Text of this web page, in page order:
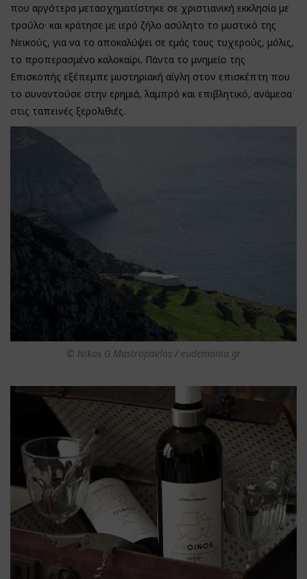
που αργότερα μετασχηματίστηκε σε χριστιανική εκκλησία με
τρούλο· και κράτησε με ιερό ζήλο ασύλητο το μυστικό της
Νεικούς, για να το αποκαλύψει σε εμάς τους τυχερούς, μόλις,
το προπερασμένο καλοκαίρι. Πάντα το μνημείο της
Επισκοπής εξέπεμπε μυστηριακή αίγλη στον επισκέπτη που
το συναντούσε στην ερημιά, λαμπρό και επιβλητικό, ανάμεσα
στις ταπεινές ξερολιθιές.
© Nikos G Mastropavlos / eudemonia.gr